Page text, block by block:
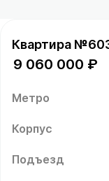
Квартира
9 060 000 ₽
Метро
Корпус
Подъезд